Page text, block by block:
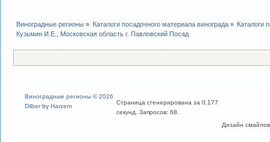
Виноградные регионы » Каталоги посадочного материала винограда» Каталоги
Кузьмин И.Е., Московская область г. Павловский Посад
Дизайн
Виноградные регионы © 2026
Dilberby Harzem
Страница сгенерирована за 0.177
секунд. Запросов: 68.